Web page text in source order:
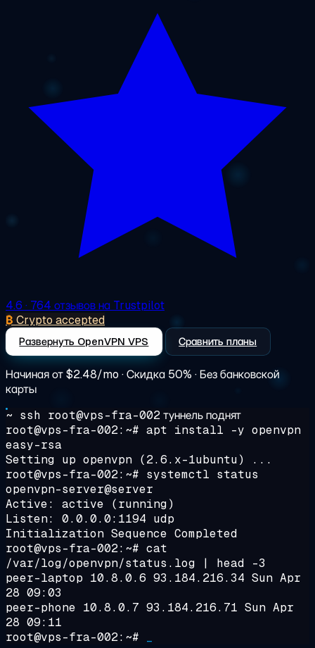
4.6 · 764 отзывов на Trustpilot
₿ Crypto accepted
Развернуть OpenVPN VPS Сравнить планы
Начиная от$2.48/mo · Скидка 50% · Без банковской
карты
~ ssh root@vps-fra-002туннель поднят
root@vps-fra-002:~# apt install -y openvpn
easy-rsa
Setting up openvpn (2.6.x-1ubuntu) ...
root@vps-fra-002:~# systemctl status
openvpn-server@server
Active: active (running)
Listen: 0.0.0.0:1194 udp
Initialization Sequence Completed
root@vps-fra-002:~# cat
/var/log/openvpn/status.log | head -3
peer-laptop 10.8.0.6 93.184.216.34 Sun Apr
28 09:03
peer-phone 10.8.0.7 93.184.216.71 Sun Apr
28 09:11
root@vps-fra-002:~#